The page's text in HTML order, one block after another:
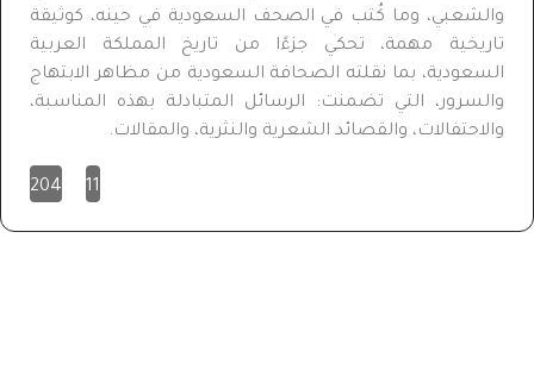
والشعبي، وما كُتب في الصحف السعودية في حينه، كوثيقة
تاريخية مهمة، تحكي جزءًا من تاريخ المملكة العربية
السعودية، بما نقلته الصحافة السعودية من مظاهر الابتهاج
والسرور، التي تضمنت: الرسائل المتبادلة بهذه المناسبة،
والاحتفالات، والقصائد الشعرية والنثرية، والمقالات.
204